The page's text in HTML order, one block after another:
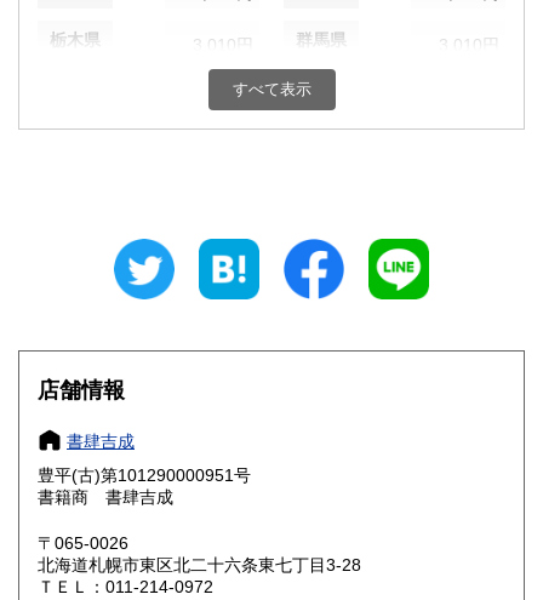
栃木県 3,010円 群馬県 3,010円
3,010円 千葉県
3,170円 福井県
3,010円 長野県
岐阜県 3,170円 静岡県 3,170円
愛知県
滋賀県
大阪府
奈良県 3,330円 和歌山県
すべて表示
店舗情報
書肆吉成
豊平(古)第101290000951号
書籍商 書肆吉成
〒065-0026
北海道札幌市東区北二十六条東七丁目3-28
ＴＥＬ：011-214-0972